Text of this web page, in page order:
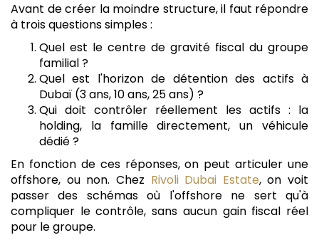
Avant de créer la moindre structure, il faut répondre
à trois questions simples :
Quel est le centre de gravité fiscal du groupe
familial ?
Quel est l'horizon de détention des actifs à
Dubaï (3 ans, 10 ans, 25 ans) ?
Qui doit contrôler réellement les actifs : la
holding, la famille directement, un véhicule
dédié ?
En fonction de ces réponses, on peut articuler une
offshore, ou non. Chez Rivoli Dubai Estate, on voit
passer des schémas où l'offshore ne sert qu'à
compliquer le contrôle, sans aucun gain fiscal réel
pour le groupe.